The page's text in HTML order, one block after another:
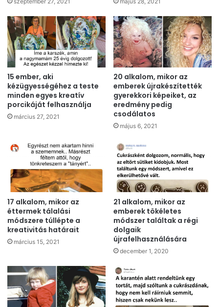
15 ember, aki
kézügyességéhez a teste
minden egyes kreatív
porcikáját felhasználja
március 27, 2021
20 alkalom, mikor az
emberek újrakészítették
gyerekkori képeiket, az
eredmény pedig
csodálatos
május 6, 2021
17 alkalom, mikor az
éttermek tálalási
módszere túllépte a
kreativitás határait
március 15, 2021
21 alkalom, mikor az
emberek tökéletes
módszer találtak a régi
dolgaik
újrafelhasználására
december 1, 2020